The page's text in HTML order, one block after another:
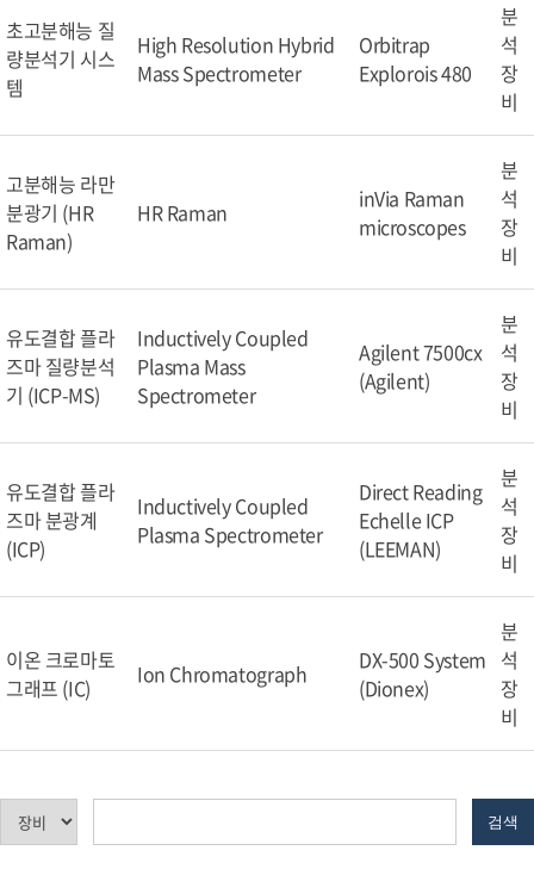
초고분해능 질
량분석기 시스
템
High Resolution Hybrid
Mass Spectrometer
Orbitrap
Explorois 480
분
석
장
비
고분해능 라만
분광기 (HR
Raman)
HR Raman
inVia Raman
microscopes
분
석
장
비
유도결합 플라
즈마 질량분석
기 (ICP-MS)
Inductively Coupled
Plasma Mass
Spectrometer
Agilent 7500cx
(Agilent)
분
석
장
비
유도결합 플라
즈마 분광계
(ICP)
Inductively Coupled
Plasma Spectrometer
Direct Reading
Echelle ICP
(LEEMAN)
분
석
장
비
이온 크로마토
그래프 (IC)
Ion Chromatograph
DX-500 System
(Dionex)
분
석
장
비